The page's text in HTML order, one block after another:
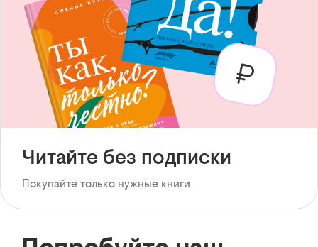
Читайте без подписки
Покупайте только нужные книги